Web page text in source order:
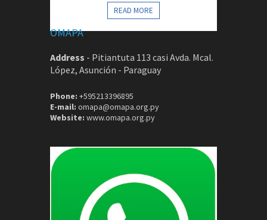
READ MORE
OMAPA
Address - Pitiantuta 113 casi Avda. Mcal.
López, Asunción - Paraguay
Phone: +595213396895
E-mail: omapa@omapa.org.py
Website: www.omapa.org.py